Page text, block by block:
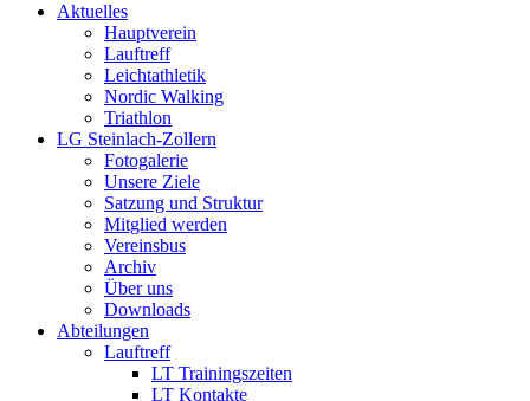
Aktuelles
Hauptverein
Lauftreff
Leichtathletik
Nordic Walking
Triathlon
LG Steinlach-Zollern
Fotogalerie
Unsere Ziele
Satzung und Struktur
Mitglied werden
Vereinsbus
Archiv
Über uns
Downloads
Abteilungen
Lauftreff
LT Trainingszeiten
LT Kontakte